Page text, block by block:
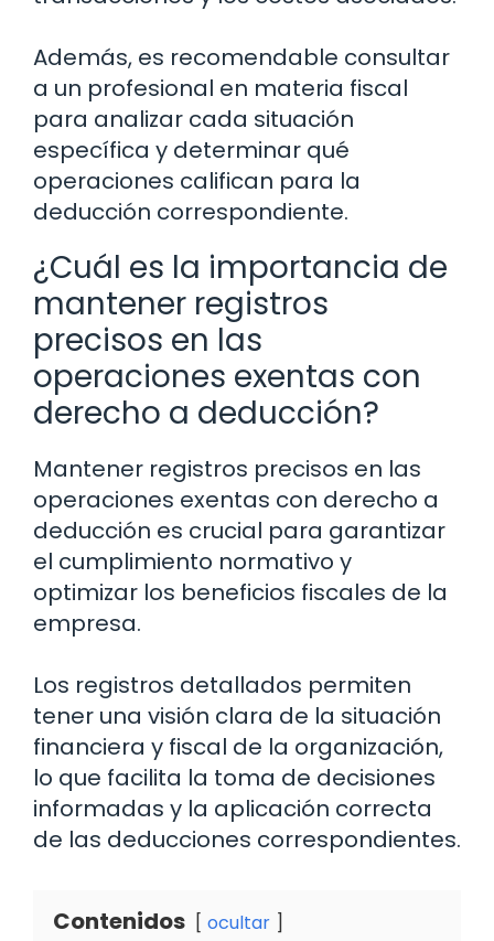
Además, es recomendable consultar
a un profesional en materia fiscal
para analizar cada situación
específica y determinar qué
operaciones califican para la
deducción correspondiente.
¿Cuál es la importancia de
mantener registros
precisos en las
operaciones exentas con
derecho a deducción?
Mantener registros precisos en las
operaciones exentas con derecho a
deducción es crucial para garantizar
el cumplimiento normativo y
optimizar los beneficios fiscales de la
empresa.
Los registros detallados permiten
tener una visión clara de la situación
financiera y fiscal de la organización,
lo que facilita la toma de decisiones
informadas y la aplicación correcta
de las deducciones correspondientes.
Contenidos ocultar